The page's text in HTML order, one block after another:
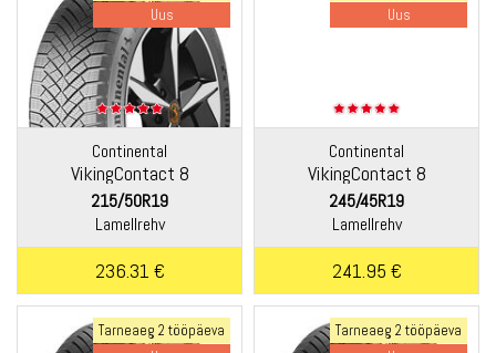
Uus
Continental
VikingContact 8
215/50R19
Lamellrehv
236.31 €
Uus
Continental
VikingContact 8
245/45R19
Lamellrehv
241.95 €
Tarneaeg 2 tööpäeva
Tarneaeg 2 tööpäeva